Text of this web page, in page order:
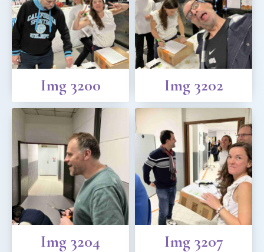
Img 3200 Img 3202
Img 3204 Img 3207